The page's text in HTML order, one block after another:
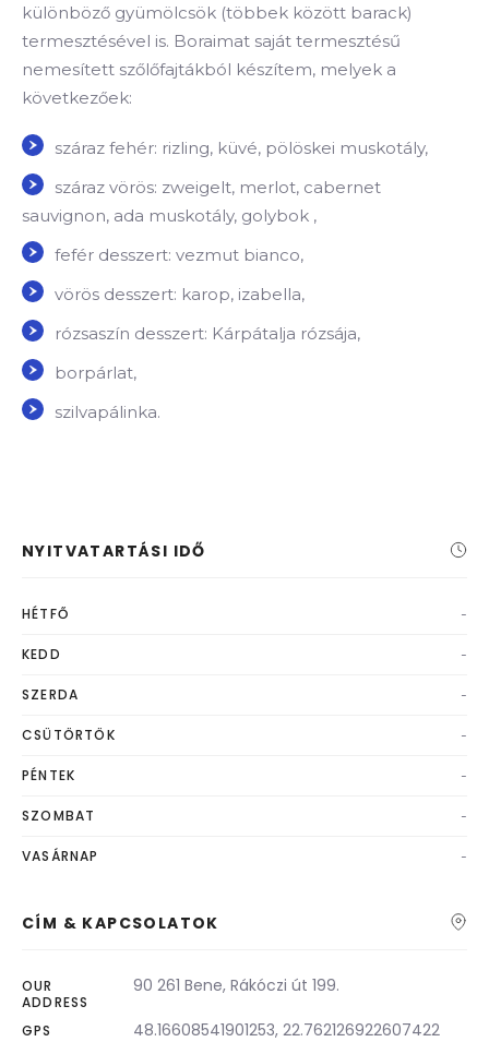
különböző gyümölcsök (többek között barack)
termesztésével is. Boraimat saját termesztésű
nemesített szőlőfajtákból készítem, melyek a
következőek:
száraz fehér: rizling, küvé, pölöskei muskotály,
száraz vörös: zweigelt, merlot, cabernet
sauvignon, ada muskotály, golybok ,
fefér desszert: vezmut bianco,
vörös desszert: karop, izabella,
rózsaszín desszert: Kárpátalja rózsája,
borpárlat,
szilvapálinka.
NYITVATARTÁSI IDŐ
HÉTFŐ -
KEDD -
SZERDA -
CSÜTÖRTÖK -
PÉNTEK -
SZOMBAT -
VASÁRNAP -
CÍM & KAPCSOLATOK
OUR
ADDRESS
90 261 Bene, Rákóczi út 199.
GPS 48.16608541901253, 22.762126922607422